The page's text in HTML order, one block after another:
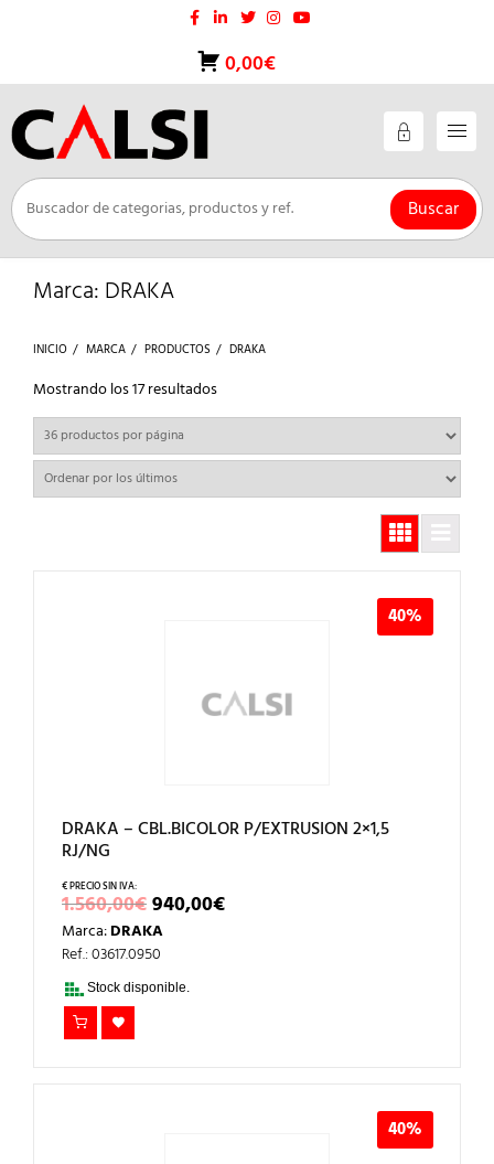
0,00€
Buscar
Marca: DRAKA
INICIO MARCA PRODUCTOS DRAKA
Mostrando los 17 resultadosOrdenado
por
últimos
40%
DRAKA – CBL.BICOLOR P/EXTRUSION 2×1,5
RJ/NG
1.560,00€EL
PRECIO
ORIGINAL
ERA:1.560,00€.
940,00€EL
PRECIO
Marca:DRAKA
Ref.: 03617.0950
Stock disponible.
40%